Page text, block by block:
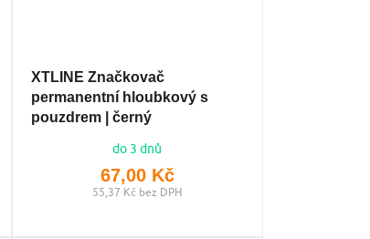
XTLINE Značkovač
permanentní hloubkový s
pouzdrem | černý
do 3 dnů
67,00 Kč
55,37 Kč bez DPH